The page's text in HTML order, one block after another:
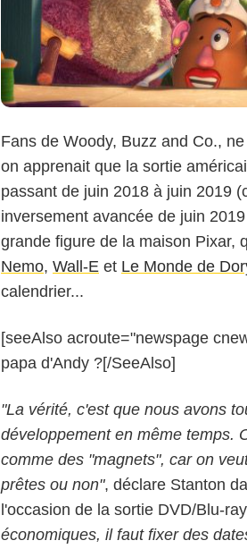
Fans de Woody, Buzz and Co.,
on apprenait que la sortie
passant de juin 2018 à juin 2019
inversement avancée de juin
grande figure de la maison Pixar,
Nemo, Wall-E et Le Monde de
calendrier...
[seeAlso acroute="newspage
papa d'Andy ?[/SeeAlso]
"La vérité, c'est que nous avons
développement en même temps.
comme des "magnets", car on
prêtes ou non", déclare Stanton
l'occasion de la sortie DVD/Blu-
économiques, il faut fixer des